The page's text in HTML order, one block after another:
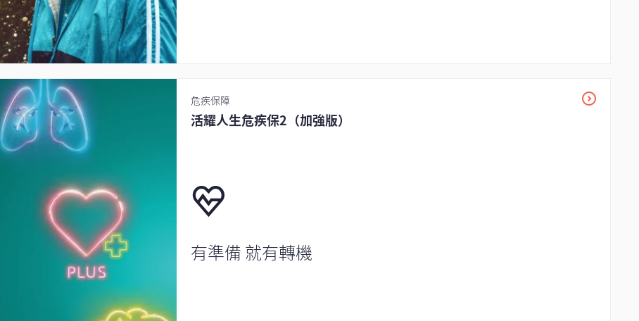
危疾保障
活耀人生危疾保2（加強版）
有準備 就有轉機